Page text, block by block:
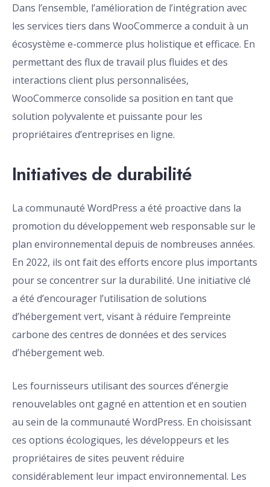
Dans l’ensemble, l’amélioration de l’intégration avec
les services tiers dans WooCommerce a conduit à un
écosystème e-commerce plus holistique et efficace. En
permettant des flux de travail plus fluides et des
interactions client plus personnalisées,
WooCommerce consolide sa position en tant que
solution polyvalente et puissante pour les
propriétaires d’entreprises en ligne.
Initiatives de durabilité
La communauté WordPress a été proactive dans la
promotion du développement web responsable sur le
plan environnemental depuis de nombreuses années.
En 2022, ils ont fait des efforts encore plus importants
pour se concentrer sur la durabilité. Une initiative clé
a été d’encourager l’utilisation de solutions
d’hébergement vert, visant à réduire l’empreinte
carbone des centres de données et des services
d’hébergement web.
Les fournisseurs utilisant des sources d’énergie
renouvelables ont gagné en attention et en soutien
au sein de la communauté WordPress. En choisissant
ces options écologiques, les développeurs et les
propriétaires de sites peuvent réduire
considérablement leur impact environnemental. Les